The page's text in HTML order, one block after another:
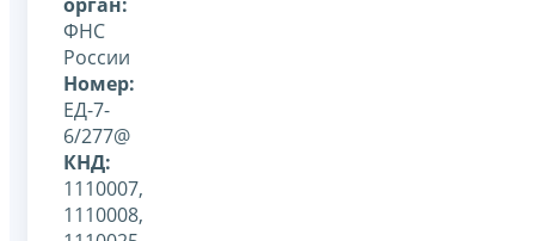
ФНС
России
Номер:
ЕД-7-
6/277@
КНД:
1110007,
1110008,